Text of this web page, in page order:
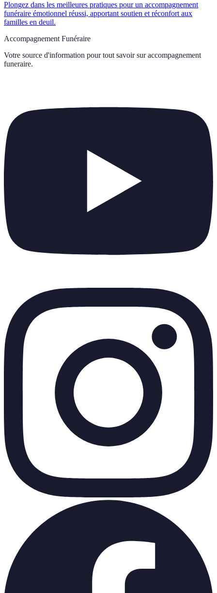
Plongez dans les meilleures pratiques pour un accompagnement
funéraire émotionnel réussi, apportant soutien et réconfort aux
familles en deuil.
Accompagnement Funéraire
Votre source d'information pour tout savoir sur accompagnement
funeraire.